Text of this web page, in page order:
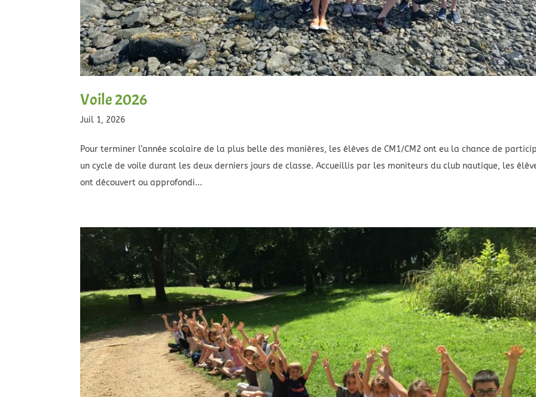
Voile 2026
Juil 1, 2026
Pour terminer l’année scolaire de la plus belle des manières, les élèves de CM1/CM2 ont eu la chance de
un cycle de voile durant les deux derniers jours de classe. Accueillis par les moniteurs du club nautique, les
ont découvert ou approfondi...